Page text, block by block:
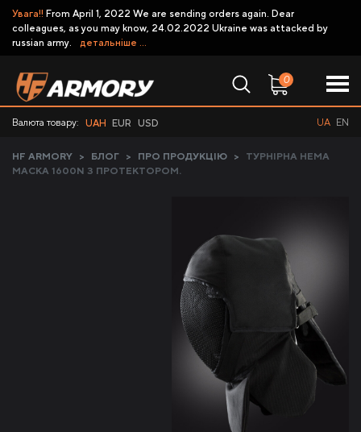
Увага!! From April 1, 2022 We are sending orders again. Dear
colleagues, as you may know, 24.02.2022 Ukraine was attacked by
russian army.
детальніше ...
Валюта товару: UAH EUR USD EN
UA
0
HF ARMORY > БЛОГ > ПРО ПРОДУКЦІЮ >
ТУРНІРНА HEMA
МАСКА 1600N З ПРОТЕКТОРОМ.